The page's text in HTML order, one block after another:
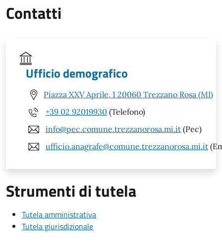
Contatti
Ufficio demografico
Piazza XXV Aprile, 1 20060 Trezzano Rosa (MI)
+39 02 92019930 (Telefono)
info@pec.comune.trezzanorosa.mi.it (Pec)
ufficio.anagrafe@comune.trezzanorosa.mi.it
Strumenti di tutela
Tutela amministrativa
Tutela giurisdizionale